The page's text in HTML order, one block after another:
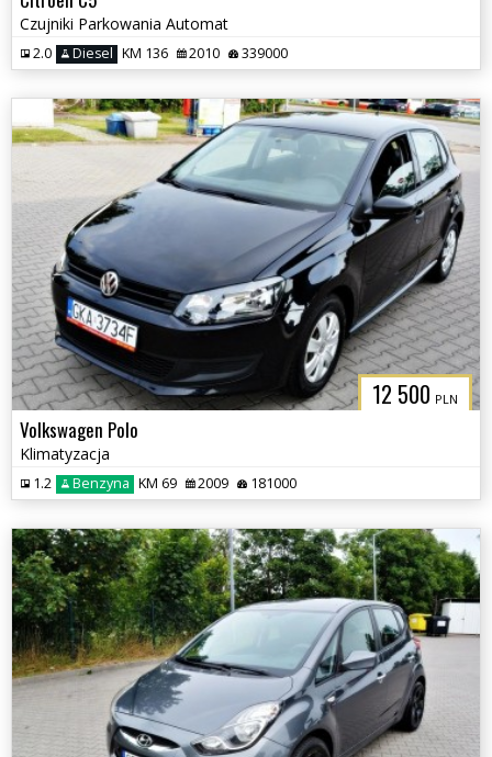
Czujniki Parkowania Automat
2.0 Diesel KM 136 2010 339000
12 500 PLN
Volkswagen Polo
Klimatyzacja
1.2 Benzyna KM 69 2009 181000